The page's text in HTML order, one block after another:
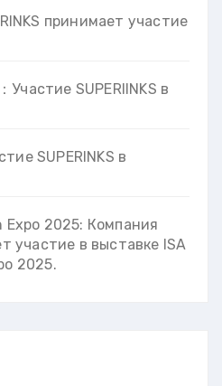
принимает участие
SUPERIINKS в
SUPERINKS в
2025: Компания
участие в выставке ISA
2025.